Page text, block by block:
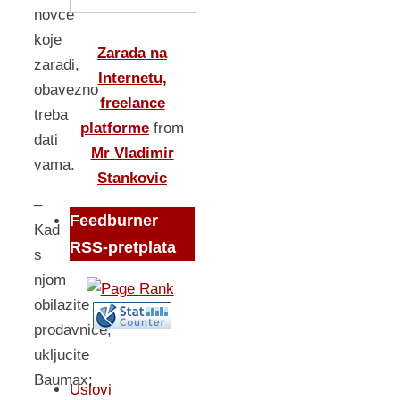
novce
koje
zaradi,
obavezno
treba
dati
vama.
–
Kad
s
njom
obilazite
prodavnice,
ukljucite
Baumax;
Zarada na
Internetu,
freelance
platforme from
Mr Vladimir
Stankovic
Feedburner
RSS-pretplata
Uslovi